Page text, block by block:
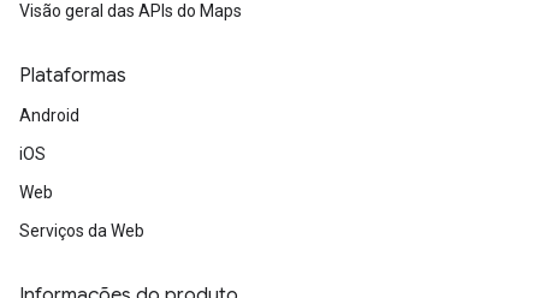
Visão geral das APIs do Maps
Plataformas
Android
iOS
Web
Serviços da Web